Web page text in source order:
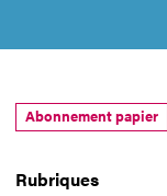
Rubriques
Abonnement papier